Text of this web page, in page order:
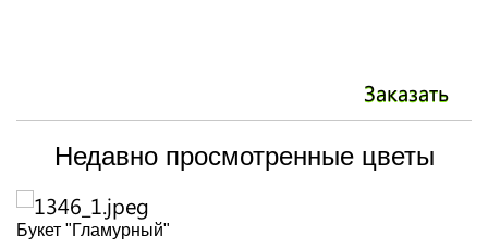
Заказать
Недавно просмотренные цветы
Букет "Гламурный"